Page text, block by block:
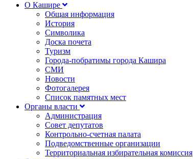
О Кашире
Общая информация
История
Символика
Доска почета
Туризм
Города-побратимы города Кашира
СМИ
Новости
Фотогалерея
Список памятных мест
Органы власти
Администрация
Совет депутатов
Контрольно-счетная палата
Подведомственные организации
Территориальная избирательная комиссия